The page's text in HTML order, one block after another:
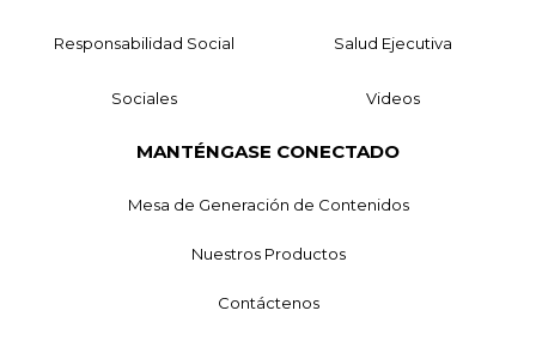
Responsabilidad Social Salud Ejecutiva
Sociales Videos
MANTÉNGASE CONECTADO
Mesa de Generación de Contenidos
Nuestros Productos
Contáctenos